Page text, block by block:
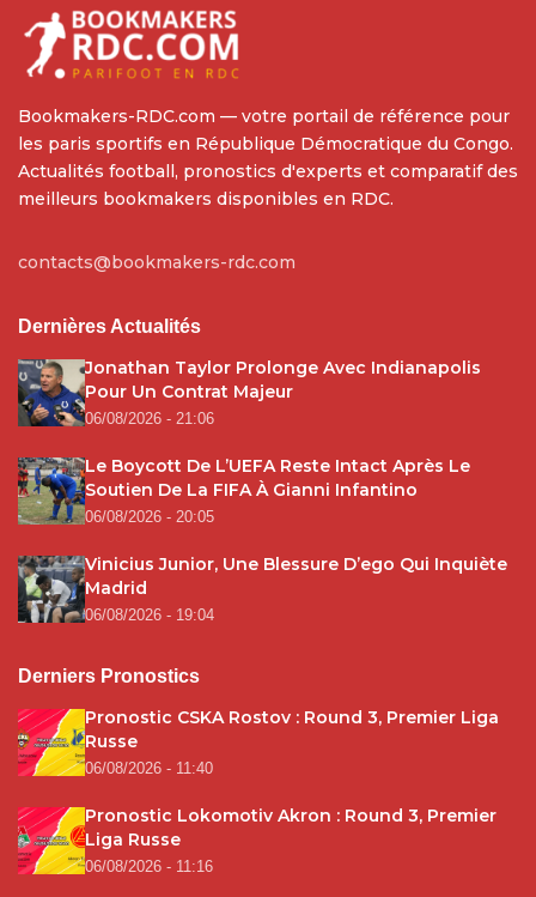
Bookmakers-RDC.com — votre portail de référence pour
les paris sportifs en République Démocratique du Congo.
Actualités football, pronostics d'experts et comparatif des
meilleurs bookmakers disponibles en RDC.
contacts@bookmakers-rdc.com
Dernières Actualités
Jonathan Taylor Prolonge Avec Indianapolis
Pour Un Contrat Majeur
06/08/2026 - 21:06
Le Boycott De L’UEFA Reste Intact Après Le
Soutien De La FIFA À Gianni Infantino
06/08/2026 - 20:05
Vinicius Junior, Une Blessure D’ego Qui Inquiète
Madrid
06/08/2026 - 19:04
Derniers Pronostics
Pronostic CSKA Rostov : Round 3, Premier Liga
Russe
06/08/2026 - 11:40
Pronostic Lokomotiv Akron : Round 3, Premier
Liga Russe
06/08/2026 - 11:16